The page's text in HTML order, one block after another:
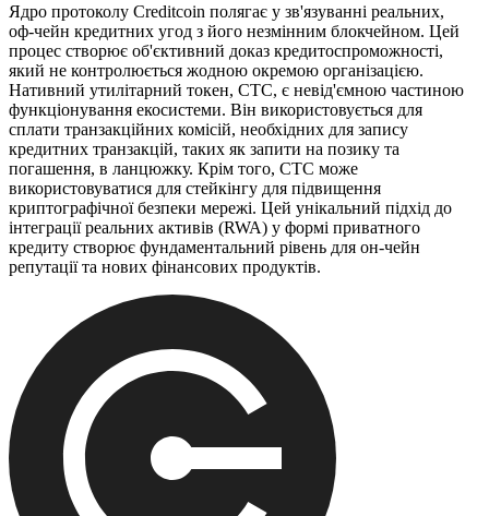
Ядро протоколу Creditcoin полягає у зв'язуванні реальних,
оф-чейн кредитних угод з його незмінним блокчейном. Цей
процес створює об'єктивний доказ кредитоспроможності,
який не контролюється жодною окремою організацією.
Нативний утилітарний токен, CTC, є невід'ємною частиною
функціонування екосистеми. Він використовується для
сплати транзакційних комісій, необхідних для запису
кредитних транзакцій, таких як запити на позику та
погашення, в ланцюжку. Крім того, CTC може
використовуватися для стейкінгу для підвищення
криптографічної безпеки мережі. Цей унікальний підхід до
інтеграції реальних активів (RWA) у формі приватного
кредиту створює фундаментальний рівень для он-чейн
репутації та нових фінансових продуктів.